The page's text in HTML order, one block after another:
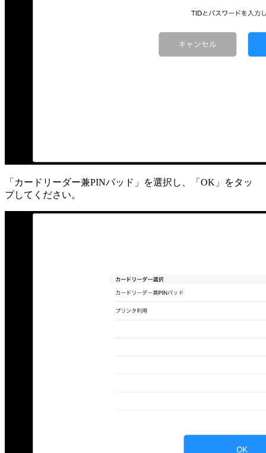
「カードリーダー兼PINパッド」を選択し、「OK」をタッ
プしてください。